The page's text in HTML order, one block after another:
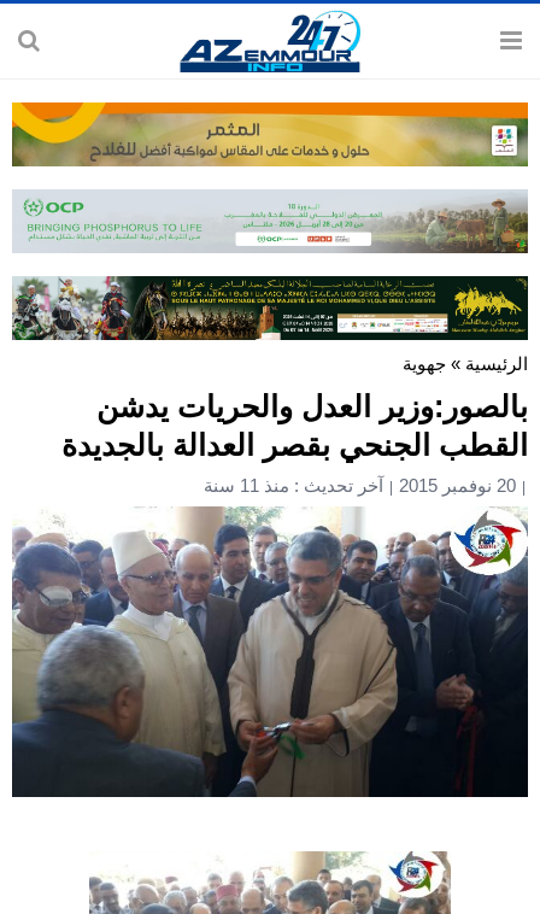
الرئيسية » جهوية
بالصور:وزير العدل والحريات يدشن
القطب الجنحي بقصر العدالة بالجديدة
20 نوفمبر 2015 آخر تحديث : منذ 11 سنة